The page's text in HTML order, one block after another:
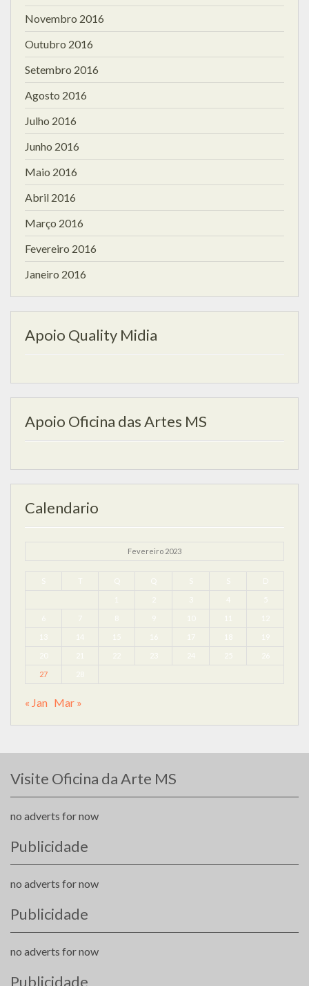
Novembro 2016
Outubro 2016
Setembro 2016
Agosto 2016
Julho 2016
Junho 2016
Maio 2016
Abril 2016
Março 2016
Fevereiro 2016
Janeiro 2016
Apoio Quality Midia
Apoio Oficina das Artes MS
Calendario
Fevereiro 2023
S T Q Q S S D
1 3 4 5
6 7 8 9 10 11 12
13 14 15 16 17 18 19
20 21 23 24 25 26
27 28
« Jan Mar »
Visite Oficina da Arte MS
no adverts for now
Publicidade
no adverts for now
Publicidade
no adverts for now
Publicidade